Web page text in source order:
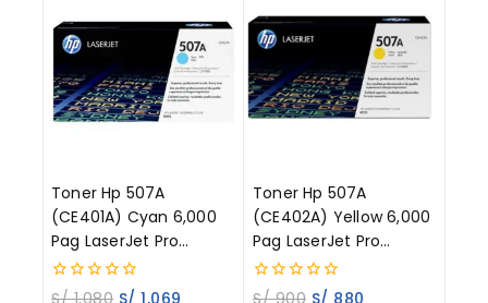
Toner Hp 507A
(CE401A) Cyan 6,000
Pag LaserJet Pro
M551dn
0
Toner Hp 507A
(CE402A) Yellow 6,000
Pag LaserJet Pro
M551dn
0